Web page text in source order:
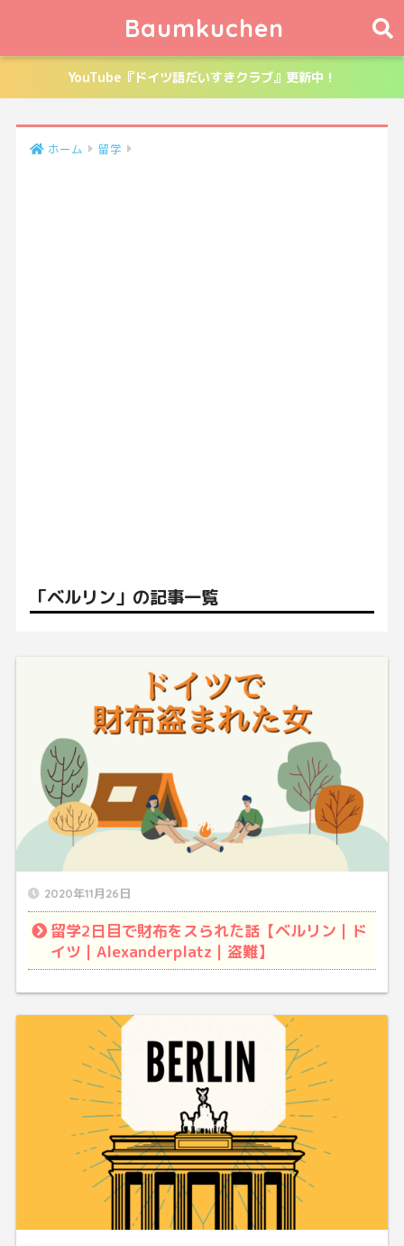
Baumkuchen
YouTube『ドイツ語だいすきクラブ』更新中！
ホーム 留学
「ベルリン」の記事一覧
2020年11月26日
留学2日目で財布をスられた話【ベルリン｜ド
イツ｜Alexanderplatz｜盗難】